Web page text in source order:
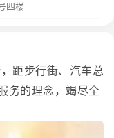
四楼
距步行街、汽车总
务的理念，竭尽全